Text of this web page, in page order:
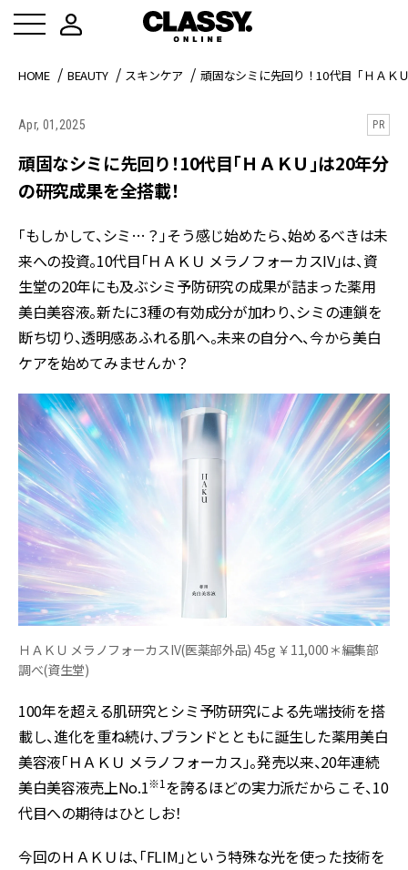
HOME BEAUTY スキンケア 頑固なシミに先回り！10代目「ＨＡＫ
Apr, 01,2025 PR
頑固なシミに先回り！10代目「ＨＡＫＵ」は20年分
の研究成果を全搭載！
「もしかして、シミ…？」そう感じ始めたら、始めるべきは未
来への投資。10代目「ＨＡＫＵ メラノフォーカスIV」は、資
生堂の20年にも及ぶシミ予防研究の成果が詰まった薬用
美白美容液。新たに3種の有効成分が加わり、シミの連鎖を
断ち切り、透明感あふれる肌へ。未来の自分へ、今から美白
ケアを始めてみませんか？
ＨＡＫＵ メラノフォーカスIV(医薬部外品) 45g ￥11,000＊編集部
調べ(資生堂)
100年を超える肌研究とシミ予防研究による先端技術を搭
載し、進化を重ね続け、ブランドとともに誕生した薬用美白
美容液「ＨＡＫＵ メラノフォーカス」。発売以来、20年連続
美白美容液売上No.1※1 を誇るほどの実力派だからこそ、10
代目への期待はひとしお！
今回のＨＡＫＵは、「FLIM」という特殊な光を使った技術を